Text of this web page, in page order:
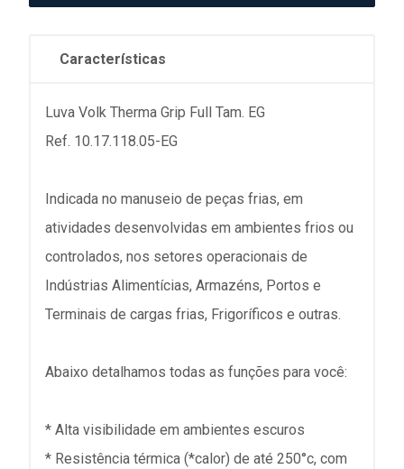
Características
Luva Volk Therma Grip Full Tam. EG
Ref. 10.17.118.05-EG
Indicada no manuseio de peças frias, em
atividades desenvolvidas em ambientes frios ou
controlados, nos setores operacionais de
Indústrias Alimentícias, Armazéns, Portos e
Terminais de cargas frias, Frigoríficos e outras.
Abaixo detalhamos todas as funções para você:
* Alta visibilidade em ambientes escuros
* Resistência térmica (*calor) de até 250°c, com